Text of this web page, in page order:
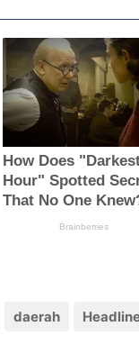
daerah